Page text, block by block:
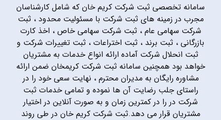
سامانه تخصصی ثبت شرکت کریم خان که شامل کارشناسان
مجرب در زمینه های ثبت شرکت با مسئولیت محدود ، ثبت
شرکت سهامی عام ، ثبت شرکت سهامی خاص ، اخذ کارت
بازرگانی ، ثبت برند ، ثبت اختراعات ، ثبت تغییرات شرکت و
ثبت انحلال شرکت آماده ارائه انواع خدمات به مشتریان
خواهد بود همچنین سامانه ثبت شرکت کریمخان ضمن ارائه
مشاوره رایگان به مدیران محترم ، نهایت سعی خود را در
راستای جلب رضایت آن ها نموده و تمامی خدمات ثبت
شرکت در را در کمترین زمان و به صورت آنلاین در اختیار
مشتریان قرار می دهد.ثبت شرکت کریم خان در طی روند